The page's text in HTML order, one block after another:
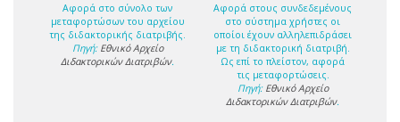
Αφορά στο σύνολο των
μεταφορτώσων του αρχείου
της διδακτορικής διατριβής.
Πηγή: Εθνικό Αρχείο
Διδακτορικών Διατριβών.
Αφορά στους συνδεδεμένους
στο σύστημα χρήστες οι
οποίοι έχουν αλληλεπιδράσει
με τη διδακτορική διατριβή.
Ως επί το πλείστον, αφορά
τις μεταφορτώσεις.
Πηγή: Εθνικό Αρχείο
Διδακτορικών Διατριβών.